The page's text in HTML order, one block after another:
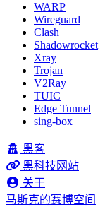
WARP
Wireguard
Clash
Shadowrocket
Xray
Trojan
V2Ray
TUIC
Edge Tunnel
sing-box
黑客
黑科技网站
关于
马斯克的赛博空间